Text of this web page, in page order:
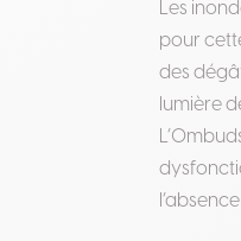
Les
pour
des
lumière